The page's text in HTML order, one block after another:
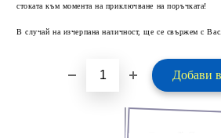
стоката към момента на приключване на поръчката!
В случай на изчерпана наличност, ще се свържем с Вас.